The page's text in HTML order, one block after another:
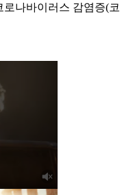
로나바이러스 감염증(코